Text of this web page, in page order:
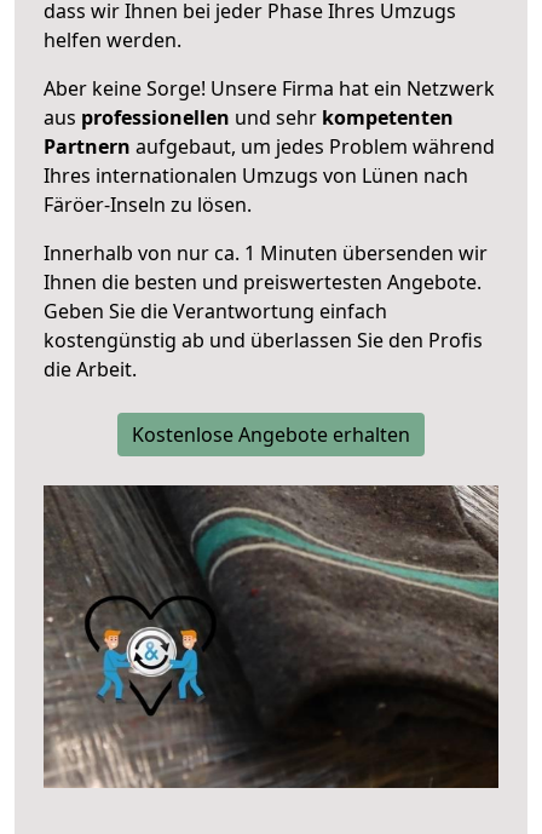
dass wir Ihnen bei jeder Phase Ihres Umzugs
helfen werden.
Aber keine Sorge! Unsere Firma hat ein Netzwerk
aus professionellen und sehr kompetenten
Partnern aufgebaut, um jedes Problem während
Ihres internationalen Umzugs von Lünen nach
Färöer-Inseln zu lösen.
Innerhalb von nur ca. 1 Minuten übersenden wir
Ihnen die besten und preiswertesten Angebote.
Geben Sie die Verantwortung einfach
kostengünstig ab und überlassen Sie den Profis
die Arbeit.
Kostenlose Angebote erhalten